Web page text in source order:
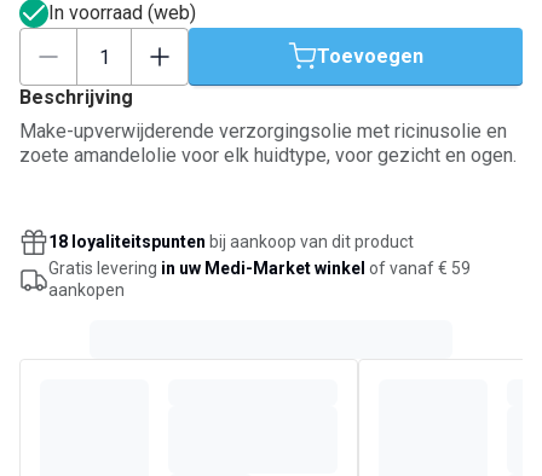
In voorraad (web)
Toevoegen
Beschrijving
Make-upverwijderende verzorgingsolie met ricinusolie en
zoete amandelolie voor elk huidtype, voor gezicht en ogen.
18 loyaliteitspunten bij aankoop van dit product
Gratis levering in uw Medi-Market winkel of vanaf € 59
aankopen